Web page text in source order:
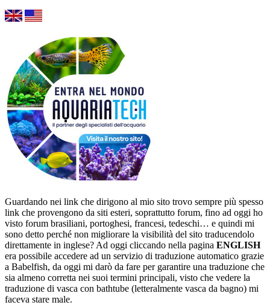
Guardando nei link che dirigono al mio sito trovo sempre più spesso
link che provengono da siti esteri, soprattutto forum, fino ad oggi ho
visto forum brasiliani, portoghesi, francesi, tedeschi… e quindi mi
sono detto perché non migliorare la visibilità del sito traducendolo
direttamente in inglese? Ad oggi cliccando nella pagina ENGLISH
era possibile accedere ad un servizio di traduzione automatico grazie
a Babelfish, da oggi mi darò da fare per garantire una traduzione che
sia almeno corretta nei suoi termini principali, visto che vedere la
traduzione di vasca con bathtube (letteralmente vasca da bagno) mi
faceva stare male.